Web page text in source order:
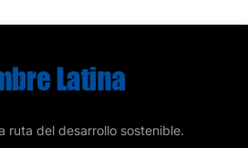
ruta del desarrollo sostenible.